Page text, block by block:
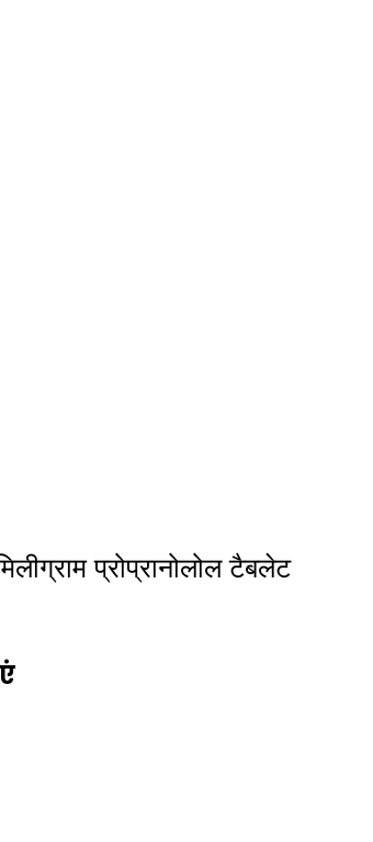
प्रोप्रानोलोल टैबलेट